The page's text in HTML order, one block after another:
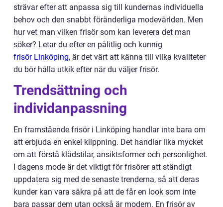
strävar efter att anpassa sig till kundernas individuella
behov och den snabbt föränderliga modevärlden. Men
hur vet man vilken frisör som kan leverera det man
söker? Letar du efter en pålitlig och kunnig
frisör Linköping, är det värt att känna till vilka kvaliteter
du bör hålla utkik efter när du väljer frisör.
Trendsättning och
individanpassning
En framstående frisör i Linköping handlar inte bara om
att erbjuda en enkel klippning. Det handlar lika mycket
om att förstå klädstilar, ansiktsformer och personlighet.
I dagens mode är det viktigt för frisörer att ständigt
uppdatera sig med de senaste trenderna, så att deras
kunder kan vara säkra på att de får en look som inte
bara passar dem utan också är modern. En frisör av